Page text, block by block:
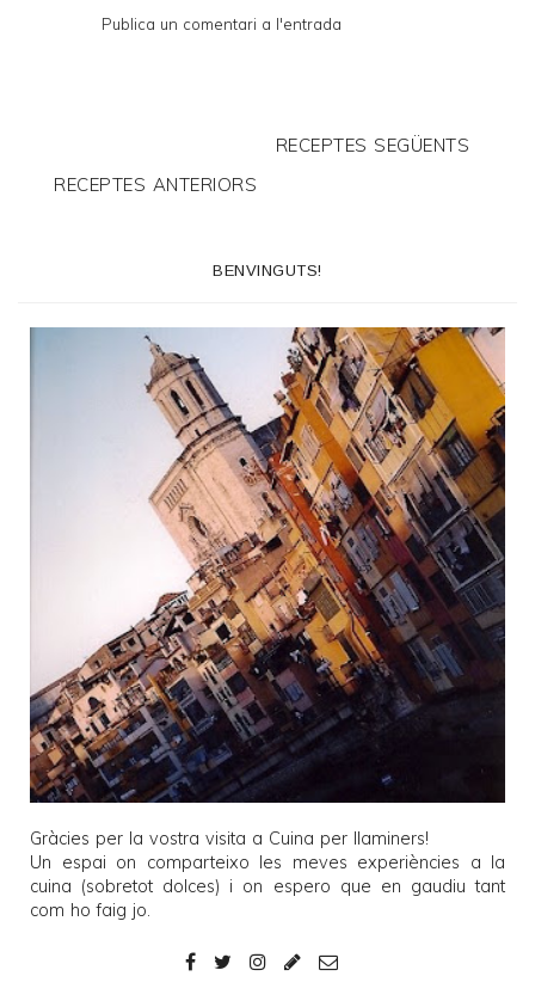
Publica un comentari a l'entrada
RECEPTES SEGÜENTS
RECEPTES ANTERIORS
BENVINGUTS!
Gràcies per la vostra visita a Cuina per llaminers!
Un espai on comparteixo les meves experiències a la
cuina (sobretot dolces) i on espero que en gaudiu tant
com ho faig jo.